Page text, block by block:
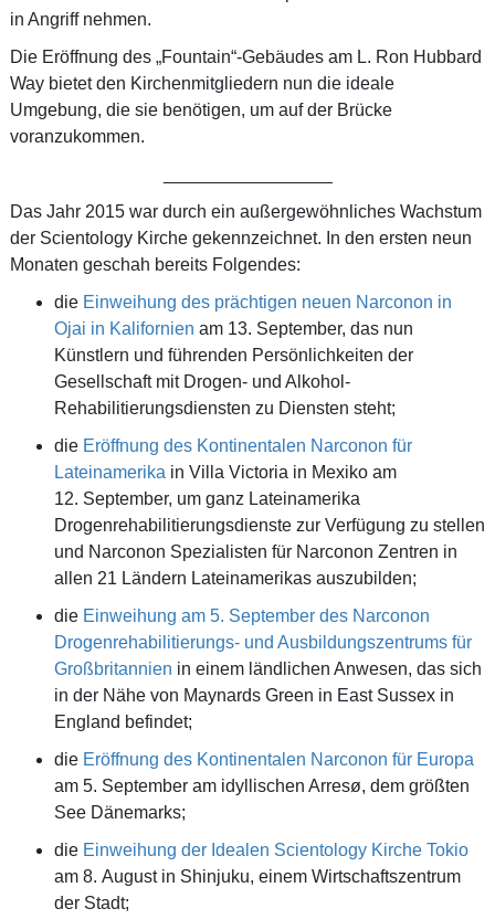
in Angriff nehmen.
Die Eröffnung des „Fountain“-Gebäudes am L. Ron Hubbard
Way bietet den Kirchenmitgliedern nun die ideale
Umgebung, die sie benötigen, um auf der Brücke
voranzukommen.
Das Jahr 2015 war durch ein außergewöhnliches Wachstum
der Scientology Kirche gekennzeichnet. In den ersten neun
Monaten geschah bereits Folgendes:
die Einweihung des prächtigen neuen Narconon in
Ojai in Kalifornien am 13. September, das nun
Künstlern und führenden Persönlichkeiten der
Gesellschaft mit Drogen- und Alkohol-
Rehabilitierungsdiensten zu Diensten steht;
die Eröffnung des Kontinentalen Narconon für
Lateinamerika in Villa Victoria in Mexiko am
12. September, um ganz Lateinamerika
Drogenrehabilitierungsdienste zur Verfügung zu stellen
und Narconon Spezialisten für Narconon Zentren in
allen 21 Ländern Lateinamerikas auszubilden;
die Einweihung am 5. September des Narconon
Drogenrehabilitierungs- und Ausbildungszentrums für
Großbritannien in einem ländlichen Anwesen, das sich
in der Nähe von Maynards Green in East Sussex in
England befindet;
die Eröffnung des Kontinentalen Narconon für Europa
am 5. September am idyllischen Arresø, dem größten
See Dänemarks;
die Einweihung der Idealen Scientology Kirche Tokio
am 8. August in Shinjuku, einem Wirtschaftszentrum
der Stadt;